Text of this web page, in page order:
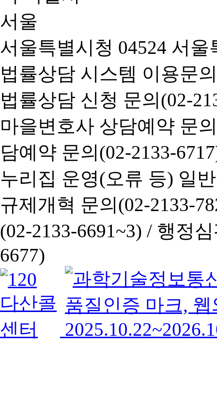
서울특별시청 04524 서
법률상담 시스템 이용문
법률상담 신청 문의(02-
마을변호사 상담예약 문
담예약 문의(02-2133-
누리집 운영(오류 등) 일
규제개혁 문의(02-2133-
(02-2133-6691~3) / 행정심
6677)